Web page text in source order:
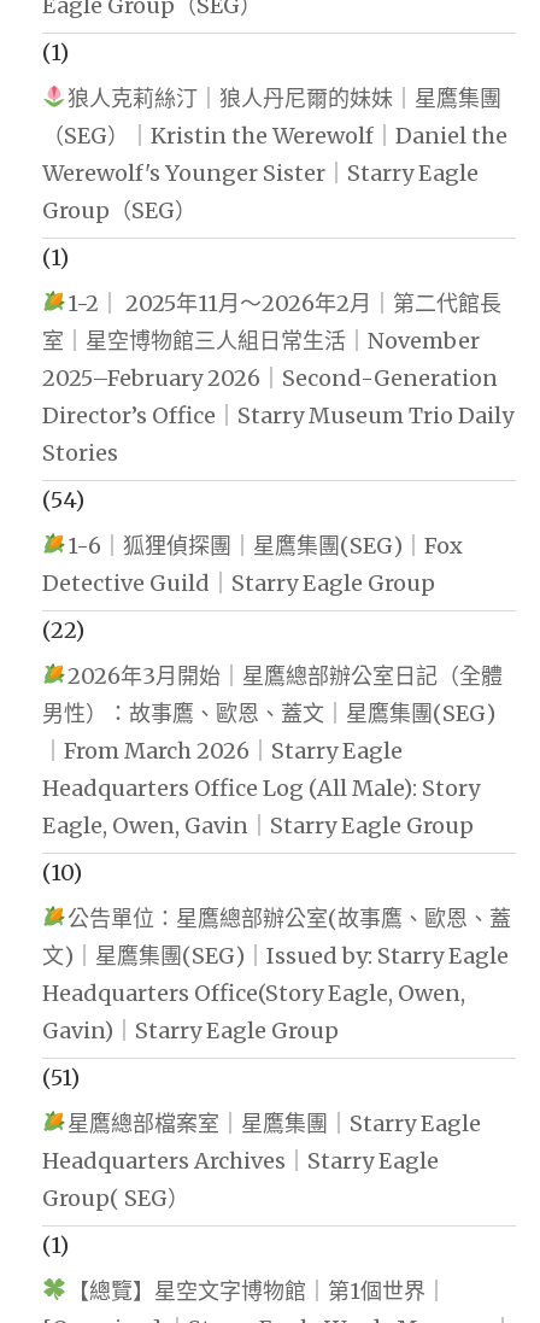
(1)
狼人克莉絲汀｜狼人丹尼爾的妹妹｜星鷹集團
（SEG）｜Kristin the Werewolf｜Daniel the
Werewolf's Younger Sister｜Starry Eagle
Group（SEG）
(1)
1-2｜ 2025年11月～2026年2月｜第二代館長
室｜星空博物館三人組日常生活｜November
2025–February 2026｜Second-Generation
Director’s Office｜Starry Museum Trio Daily
Stories
(54)
1-6｜狐狸偵探團｜星鷹集團(SEG)｜Fox
Detective Guild｜Starry Eagle Group
(22)
2026年3月開始｜星鷹總部辦公室日記（全體
男性）：故事鷹、歐恩、蓋文｜星鷹集團(SEG)
｜From March 2026｜Starry Eagle
Headquarters Office Log (All Male): Story
Eagle, Owen, Gavin｜Starry Eagle Group
(10)
公告單位：星鷹總部辦公室(故事鷹、歐恩、蓋
文)｜星鷹集團(SEG)｜Issued by: Starry Eagle
Headquarters Office(Story Eagle, Owen,
Gavin)｜Starry Eagle Group
(51)
星鷹總部檔案室｜星鷹集團｜Starry Eagle
Headquarters Archives｜Starry Eagle
Group( SEG）
(1)
【總覽】星空文字博物館｜第1個世界｜